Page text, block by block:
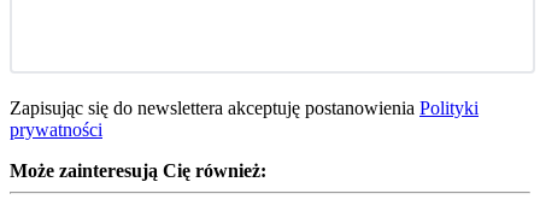
Zapisując się do newslettera akceptuję postanowienia Polityki
prywatności
Może zainteresują Cię również: